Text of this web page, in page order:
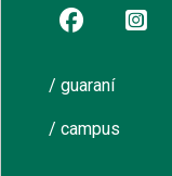
/ guaraní
/ campus